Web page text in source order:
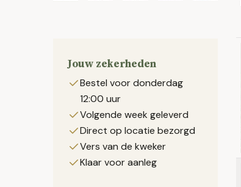
Jouw zekerheden
Bestel voor donderdag
12:00 uur
Volgende week geleverd
Direct op locatie bezorgd
Vers van de kweker
Klaar voor aanleg